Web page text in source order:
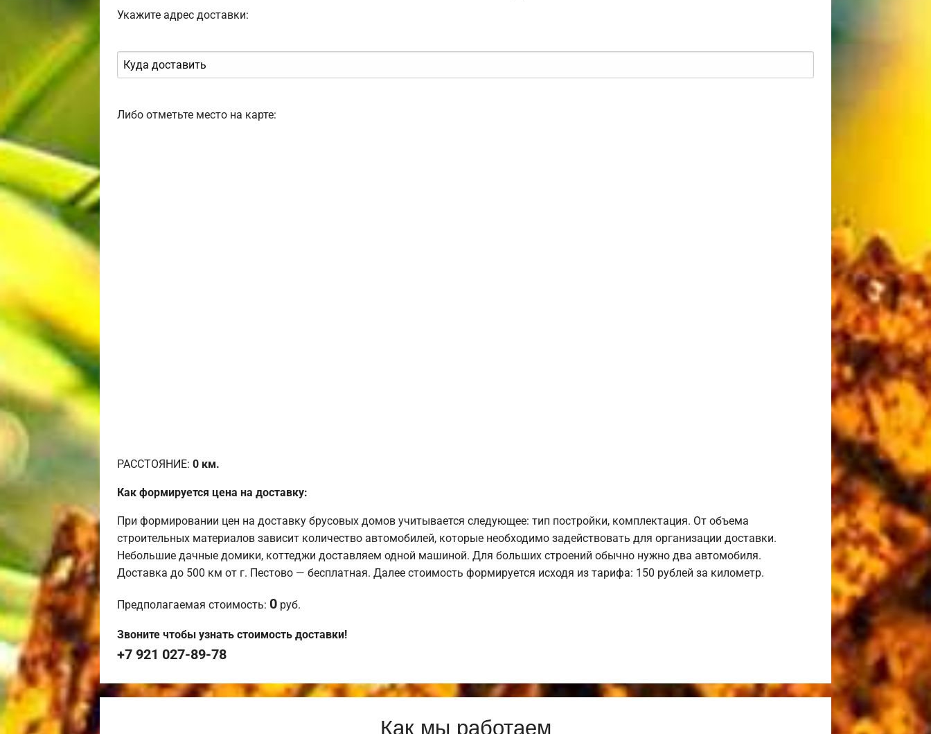
Укажите адрес доставки:
Либо отметьте место на карте:
РАССТОЯНИЕ: 0 км.
Как формируется цена на доставку:
При формировании цен на доставку брусовых домов учитывается следующее: тип постройки, комплектация. От объема
строительных материалов зависит количество автомобилей, которые необходимо задействовать для организации доставки.
Небольшие дачные домики, коттеджи доставляем одной машиной. Для больших строений обычно нужно два автомобиля.
Доставка до 500 км от г. Пестово — бесплатная. Далее стоимость формируется исходя из тарифа: 150 рублей за километр.
Предполагаемая стоимость: 0 руб.
Звоните чтобы узнать стоимость доставки!
+7 921 027-89-78
Как мы работаем